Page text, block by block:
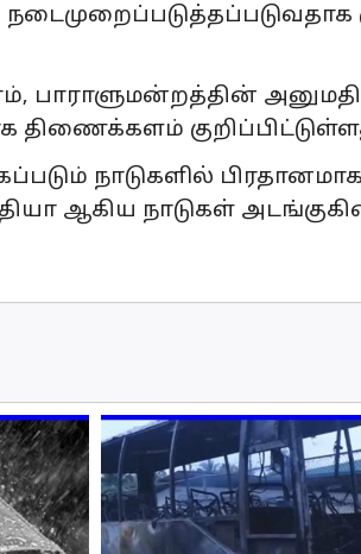
திணைக்களம்
நாடுகளில்
ஆகிய நாடுகள்